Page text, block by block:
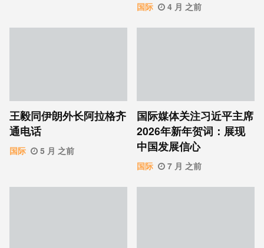
国际 4 月 之前
王毅同伊朗外长阿拉格齐
通电话
国际 5 月 之前
国际媒体关注习近平主席
2026年新年贺词：展现
中国发展信心
国际 7 月 之前